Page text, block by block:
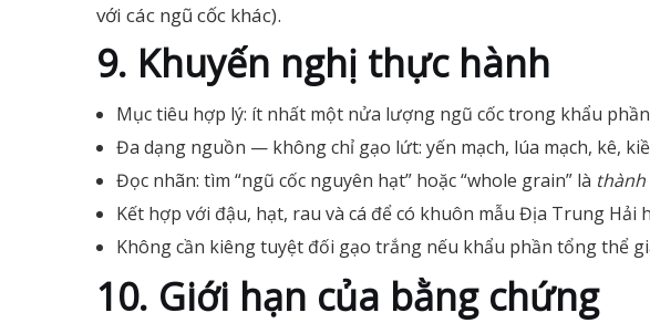
với các ngũ cốc khác).
9. Khuyến nghị thực hành
Mục tiêu hợp lý: ít nhất một nửa lượng ngũ cốc trong khẩu
Đa dạng nguồn — không chỉ gạo lứt: yến mạch, lúa mạch, kê,
Đọc nhãn: tìm “ngũ cốc nguyên hạt” hoặc “whole grain” là
Kết hợp với đậu, hạt, rau và cá để có khuôn mẫu Địa Trung
Không cần kiêng tuyệt đối gạo trắng nếu khẩu phần tổng thể
10. Giới hạn của bằng chứng